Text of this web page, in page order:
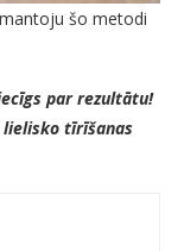
šo metodi
par rezultātu!
tīrīšanas